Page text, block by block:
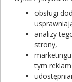
wspomóc
podczas gojenia.
przeciwwirusowy i
koloidalnego. To
jednak należy
aby móc
obsługi
analizy
strony,
tym